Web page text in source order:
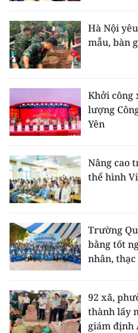
Hà Nội
mẫu, bàn
Khởi công
lượng
Yên
Nâng cao
thể hình
Trường
bằng tốt
nhân,
92 xã,
thành lấy
giám định